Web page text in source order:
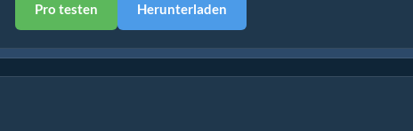
Pro testen Herunterladen